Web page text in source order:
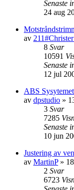
Senaste
24 aug
av
8 Svar
10591
Senaste
12 jul
ABS
av dpstudio »
3 Svar
7285
Senaste
10 jun
Justering av
av MartinP»
2 Svar
6723